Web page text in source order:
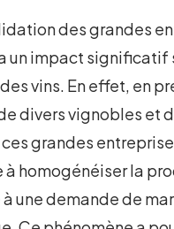
des grandes
un impact significatif
vins. En effet, en
divers vignobles et
grandes
à homogénéiser la
une demande de